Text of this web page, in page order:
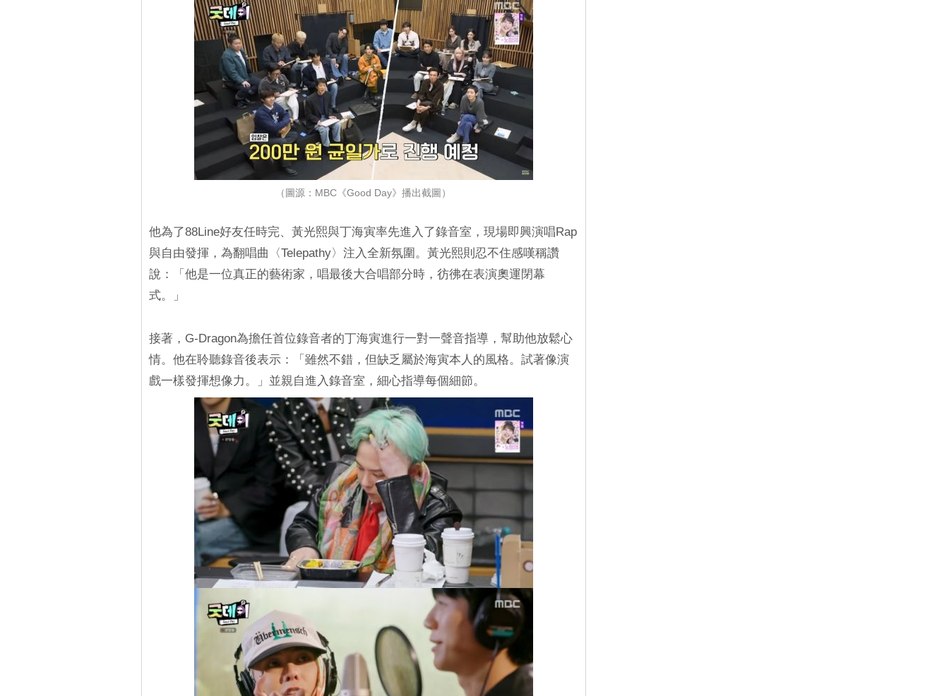
（圖源：MBC《Good Day》播出截圖）
他為了88Line好友任時完、黃光熙與丁海寅率先進入了錄音室，現場即興演唱Rap
與自由發揮，為翻唱曲〈Telepathy〉注入全新氛圍。黃光熙則忍不住感嘆稱讚
說：「他是一位真正的藝術家，唱最後大合唱部分時，彷彿在表演奧運閉幕
式。」
接著，G-Dragon為擔任首位錄音者的丁海寅進行一對一聲音指導，幫助他放鬆心
情。他在聆聽錄音後表示：「雖然不錯，但缺乏屬於海寅本人的風格。試著像演
戲一樣發揮想像力。」並親自進入錄音室，細心指導每個細節。